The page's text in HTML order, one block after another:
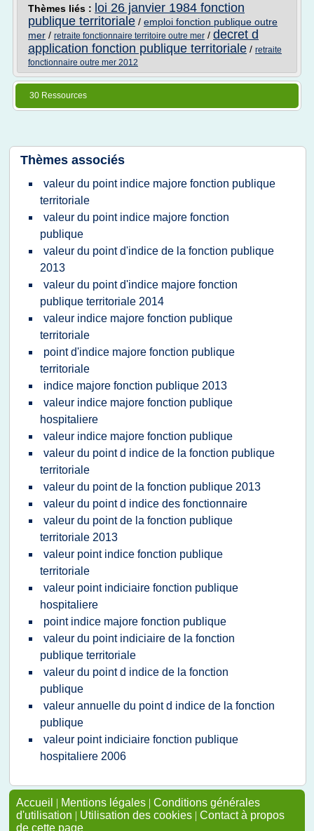
Thèmes liés : loi 26 janvier 1984 fonction
publique territoriale / emploi fonction publique outre
mer / retraite fonctionnaire territoire outre mer / decret d
application fonction publique territoriale / retraite
fonctionnaire outre mer 2012
30 Ressources
Thèmes associés
valeur du point indice majore fonction publique
territoriale
valeur du point indice majore fonction
publique
valeur du point d'indice de la fonction publique
2013
valeur du point d'indice majore fonction
publique territoriale 2014
valeur indice majore fonction publique
territoriale
point d'indice majore fonction publique
territoriale
indice majore fonction publique 2013
valeur indice majore fonction publique
hospitaliere
valeur indice majore fonction publique
valeur du point d indice de la fonction publique
territoriale
valeur du point de la fonction publique 2013
valeur du point d indice des fonctionnaire
valeur du point de la fonction publique
territoriale 2013
valeur point indice fonction publique
territoriale
valeur point indiciaire fonction publique
hospitaliere
point indice majore fonction publique
valeur du point indiciaire de la fonction
publique territoriale
valeur du point d indice de la fonction
publique
valeur annuelle du point d indice de la fonction
publique
valeur point indiciaire fonction publique
hospitaliere 2006
Accueil | Mentions légales | Conditions générales
d'utilisation | Utilisation des cookies | Contact à propos
de cette page